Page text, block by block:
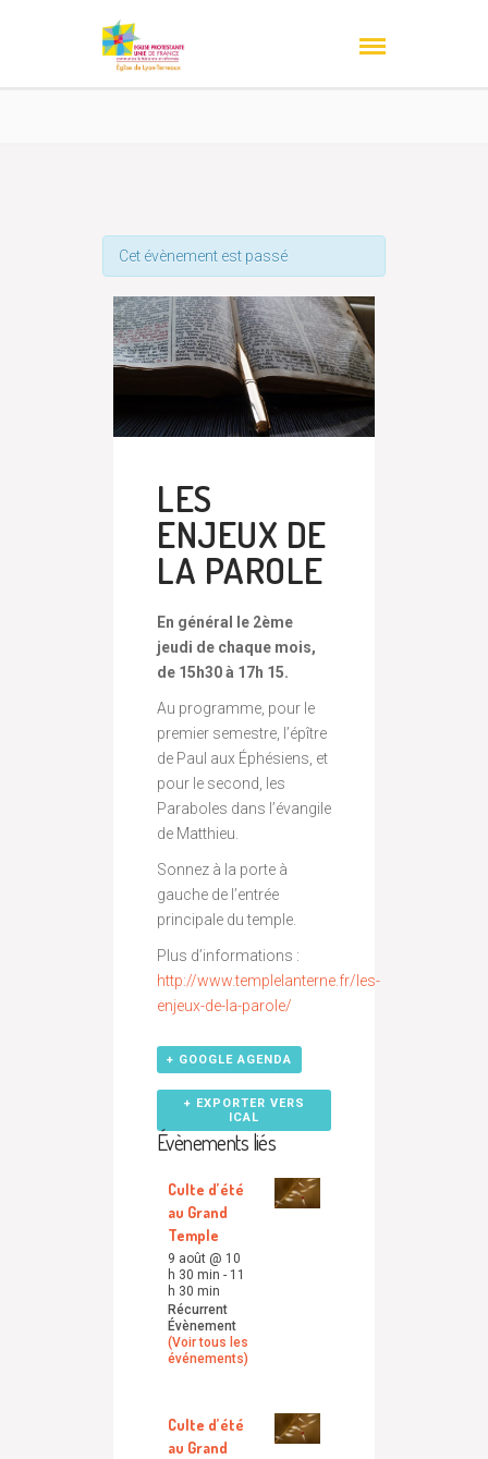
Cet évènement est passé
LES
ENJEUX DE
LA PAROLE
En général le 2ème
jeudi de chaque mois,
de 15h30 à 17h 15.
Au programme, pour le
premier semestre, l’épître
de Paul aux Éphésiens, et
pour le second, les
Paraboles dans l’évangile
de Matthieu.
Sonnez à la porte à
gauche de l’entrée
principale du temple.
Plus d’informations :
http://www.templelanterne.fr/les-
enjeux-de-la-parole/
+ GOOGLE AGENDA
+ EXPORTER VERS
ICAL
Évènements liés
Culte d’été
au Grand
Temple
9 août @ 10
h 30 min - 11
h 30 min
Récurrent
Évènement
(Voir tous les
événements)
Culte d’été
au Grand